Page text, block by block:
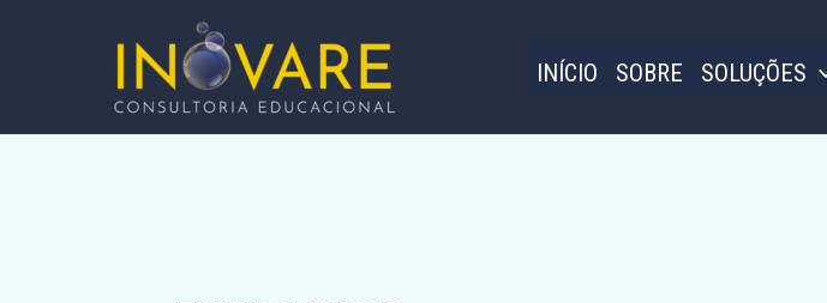
CONTEÚDO
INÍCIO SOBRE SOLUÇÕES